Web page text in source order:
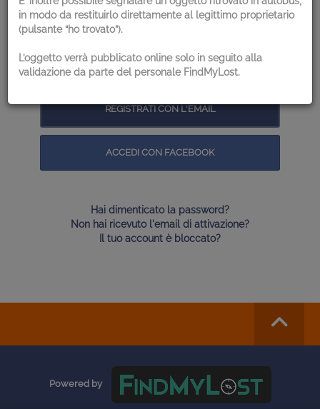
REGISTRATI CON L'EMAIL
ACCEDI CON FACEBOOK
Hai dimenticato la password?
Non hai ricevuto l'email di attivazione?
Il tuo account è bloccato?
in modo da restituirlo direttamente al legittimo proprietario
(pulsante “ho trovato”).
L’oggetto verrà pubblicato online solo in seguito alla
validazione da parte del personale FindMyLost.
Powered by